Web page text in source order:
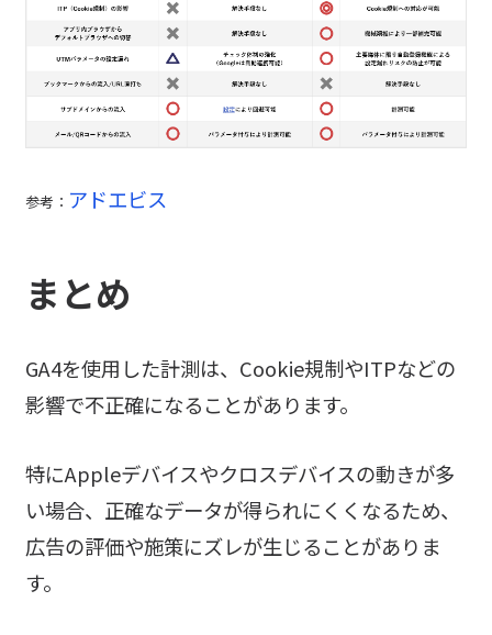
参考： アドエビス
まとめ
GA4を使用した計測は、Cookie規制やITPなどの
影響で不正確になることがあります。
特にAppleデバイスやクロスデバイスの動きが多
い場合、正確なデータが得られにくくなるため、
広告の評価や施策にズレが生じることがありま
す。